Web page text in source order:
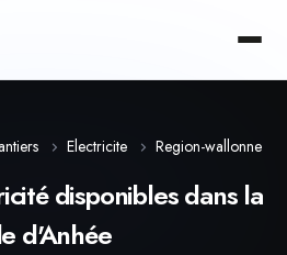
Electricite Region-wallonne
disponibles dans la
d'Anhée